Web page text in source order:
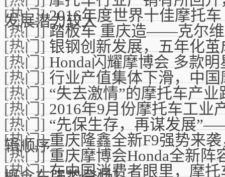
发展潜力较大
[热门]2016年度世界十佳摩托车
[热门]踏板车 重庆造——克尔
[热门]银钢创新发展，五年化茧
[热门]Honda闪耀摩博会 多款
[热门]行业产值集体下滑，中国
[热门]“失去激情”的摩托车产业
[热门]2016年9月份摩托车工业
[热门]“先保生存，再谋发展
辑顺序
[热门]重庆隆鑫全新F9强势来
[热门]重庆摩博会Honda全新
[热门]在中国消费者眼里，摩